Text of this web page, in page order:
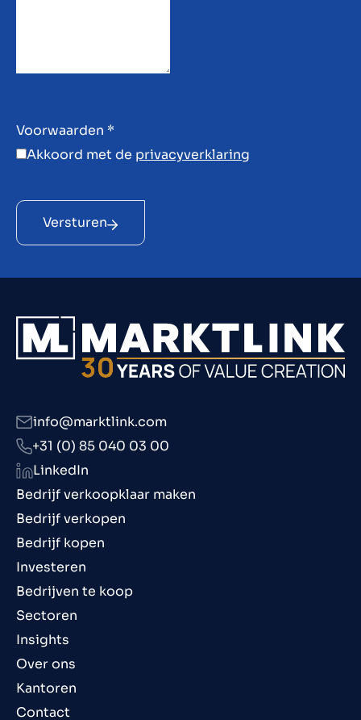
Voorwaarden *
Akkoord met de privacyverklaring
Versturen
Bedrijf verkoopklaar maken
Bedrijf verkopen
Bedrijf kopen
Investeren
Bedrijven te koop
Sectoren
Insights
Over ons
Kantoren
Contact
info@marktlink.com
+31 (0) 85 040 03 00
LinkedIn